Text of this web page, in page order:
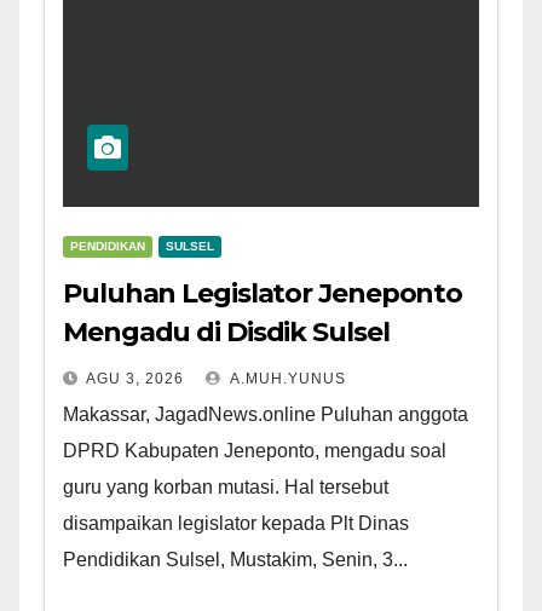
PENDIDIKAN SULSEL
Puluhan Legislator Jeneponto
Mengadu di Disdik Sulsel
AGU 3, 2026 A.MUH.YUNUS
Makassar, JagadNews.online Puluhan anggota
DPRD Kabupaten Jeneponto, mengadu soal
guru yang korban mutasi. Hal tersebut
disampaikan legislator kepada Plt Dinas
Pendidikan Sulsel, Mustakim, Senin, 3...